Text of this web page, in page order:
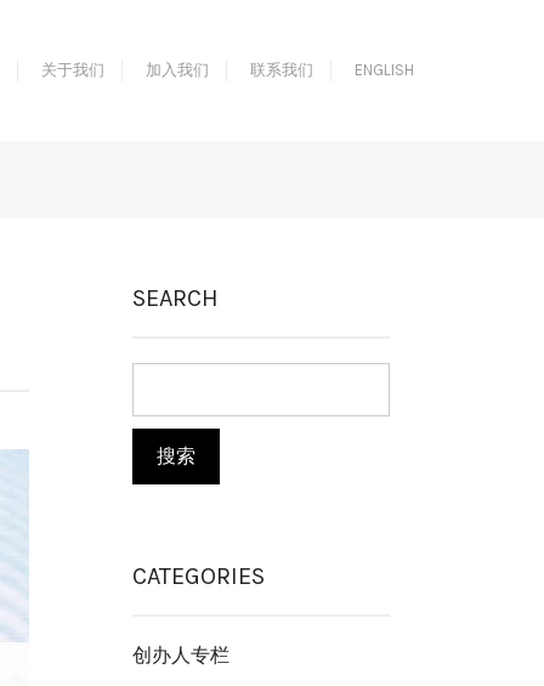
关于我们 加入我们 联系我们 ENGLISH
SEARCH
CATEGORIES
创办人专栏